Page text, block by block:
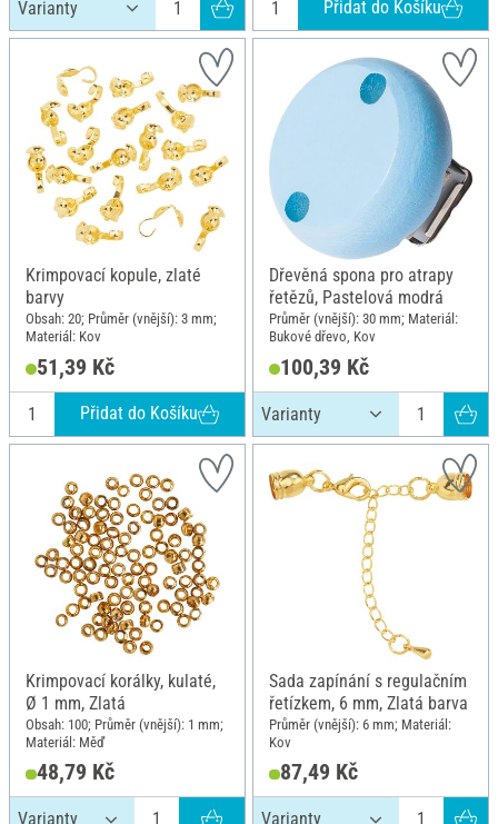
Přidat do Košíku
Krimpovací kopule, zlaté
barvy
Obsah: 20; Průměr (vnější): 3 mm;
Materiál: Kov
51,39 Kč
Přidat do Košíku
Dřevěná spona pro atrapy
řetězů, Pastelová modrá
Průměr (vnější): 30 mm; Materiál:
Bukové dřevo, Kov
100,39 Kč
Krimpovací korálky, kulaté,
Ø 1 mm, Zlatá
Obsah: 100; Průměr (vnější): 1 mm;
Materiál: Měď
48,79 Kč
Sada zapínání s regulačním
řetízkem, 6 mm, Zlatá barva
Průměr (vnější): 6 mm; Materiál:
Kov
87,49 Kč